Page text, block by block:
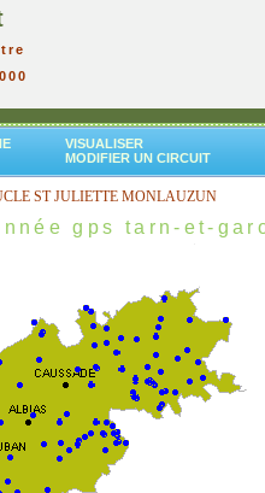
VISUALISER
MODIFIER UN CIRCUIT
ST JULIETTE MONLAUZUN
gps tarn-et-